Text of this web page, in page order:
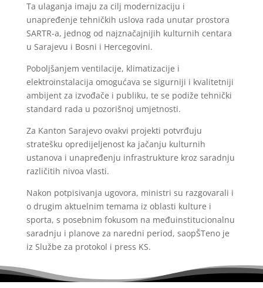
Ta ulaganja imaju za cilj modernizaciju i
unapređenje tehničkih uslova rada unutar prostora
SARTR-a, jednog od najznačajnijih kulturnih centara
u Sarajevu i Bosni i Hercegovini.
Poboljšanjem ventilacije, klimatizacije i
elektroinstalacija omogućava se sigurniji i kvalitetniji
ambijent za izvođače i publiku, te se podiže tehnički
standard rada u pozorišnoj umjetnosti.
Za Kanton Sarajevo ovakvi projekti potvrđuju
stratešku opredijeljenost ka jačanju kulturnih
ustanova i unapređenju infrastrukture kroz saradnju
različitih nivoa vlasti.
Nakon potpisivanja ugovora, ministri su razgovarali i
o drugim aktuelnim temama iz oblasti kulture i
sporta, s posebnim fokusom na međuinstitucionalnu
saradnju i planove za naredni period, saopŠTeno je
iz Službe za protokol i press KS.